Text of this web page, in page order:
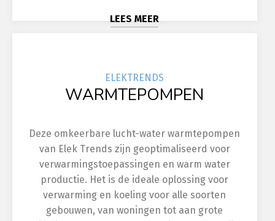
LEES MEER
ELEKTRENDS
WARMTEPOMPEN
Deze omkeerbare lucht-water warmtepompen
van Elek Trends zijn geoptimaliseerd voor
verwarmingstoepassingen en warm water
productie. Het is de ideale oplossing voor
verwarming en koeling voor alle soorten
gebouwen, van woningen tot aan grote